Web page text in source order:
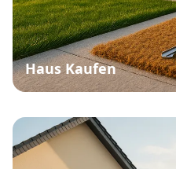
Haus Kaufen